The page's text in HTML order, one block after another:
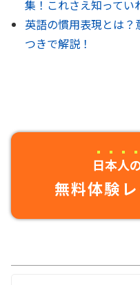
集！これさえ知ってい
英語の慣用表現とは
つきで解説！
日本人
無料体験